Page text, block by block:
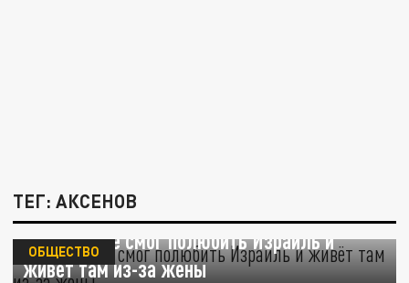
ТЕГ: АКСЕНОВ
Аксенов* не смог полюбить Израиль и
живёт там из-за жены
ОБЩЕСТВО